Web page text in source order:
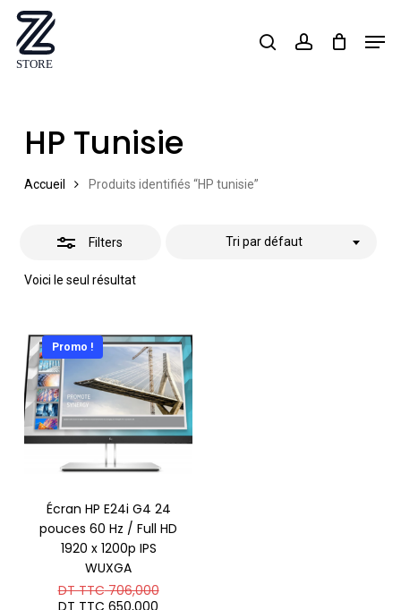
Skip
main
searchaccount
HP Tunisie
Accueil Produits identifiés “HP tunisie”
Filters
Voici le seul résultat
Tri par défaut
Close
Promo !
Écran HP E24i G4 24
pouces 60 Hz / Full HD
1920 x 1200p IPS
WUXGA
DT TTC706,000Le